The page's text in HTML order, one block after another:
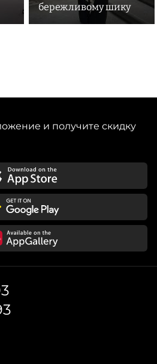
бережливому шику
и получите скидку